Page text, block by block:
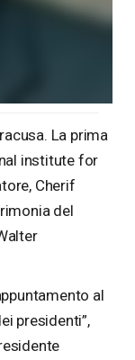
La prima
institute for
Cherif
del
al
presidenti”,